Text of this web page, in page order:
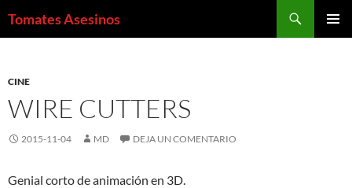
Tomates Asesinos
CINE
WIRE CUTTERS
2015-11-04 MD DEJA UN COMENTARIO
Genial corto de animación en 3D.